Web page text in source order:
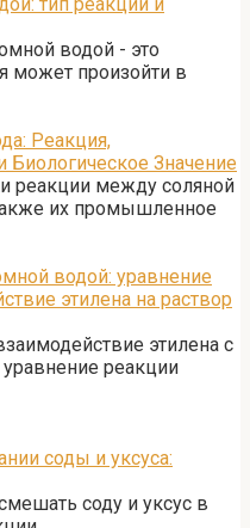
водой - это
может произойти в
Реакция,
Значение
реакции между соляной
их промышленное
водой: уравнение
этилена на раствор
этилена с
реакции
соды и уксуса:
соду и уксус в